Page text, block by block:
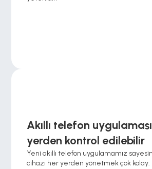
Akıllı telefon
yerden kontrol edilebilir
Yeni akıllı telefon uygulamamız
cihazı her yerden yönetmek çok kolay.